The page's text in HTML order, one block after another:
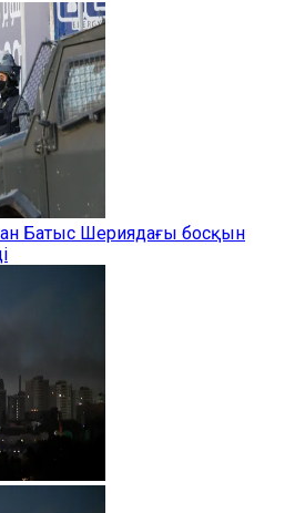
Батыс Шериядағы босқын